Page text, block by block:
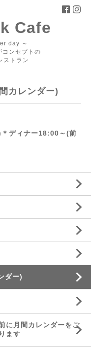
Cafe
day ～
ンセプトの
ストラン
カレンダー)
ディナー18:00～(前
ダー)
に月間カレンダーをご
ます